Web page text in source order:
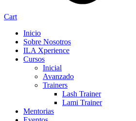
Cart
Inicio
Sobre Nosotros
ILA Xperience
Cursos
Inicial
Avanzado
Trainers
Lash Trainer
Lami Trainer
Mentorias